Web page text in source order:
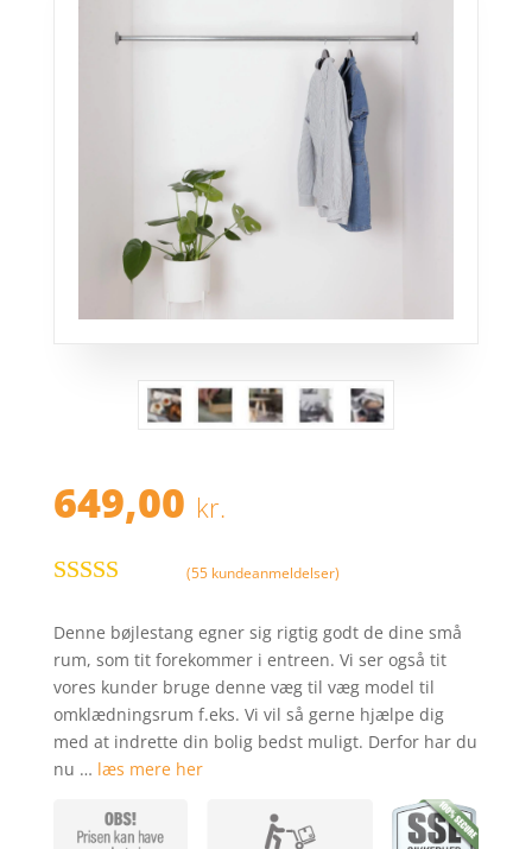
649,00 kr.
som4.4ud
af 5 baseret
kundebedø
mmelser
(55kundeanmeldelser)
Denne bøjlestang egner sig rigtig godt de dine små
rum, som tit forekommer i entreen. Vi ser også tit
vores kunder bruge denne væg til væg model til
omklædningsrum f.eks. Vi vil så gerne hjælpe dig
med at indrette din bolig bedst muligt. Derfor har du
nu … læs mere her